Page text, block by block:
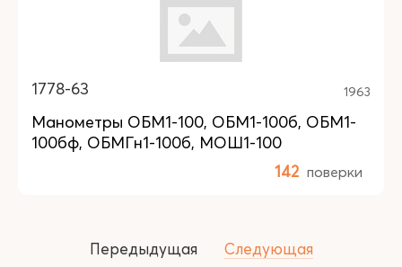
1778-63 1963
Манометры ОБМ1-100, ОБМ1-100б, ОБМ1-
100бф, ОБМГн1-100б, МОШ1-100
142 поверки
Передыдущая Следующая